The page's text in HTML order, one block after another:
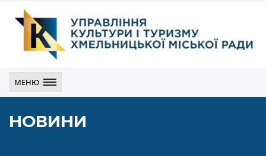
культури
і
Хмельницької
МЕНЮ
НОВИНИ